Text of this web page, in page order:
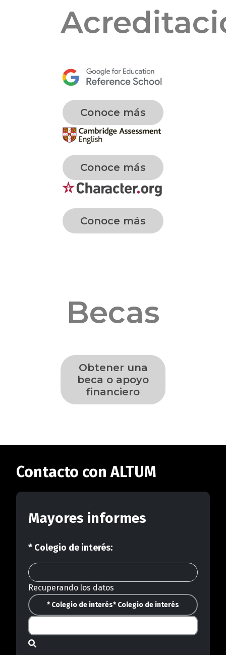
Conoce más
Conoce más
Conoce más
Becas
Obtener una
beca o apoyo
financiero
Contacto con ALTUM
Mayores informes
* Colegio de interés:
Recuperando los datos
* Colegio de interés* Colegio de interés